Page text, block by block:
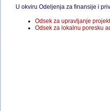
U okviru Odeljenja za finansije i
Odsek za upravljanje
Odsek za lokalnu poresku